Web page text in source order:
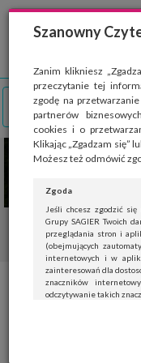
Szanowny
Zanim klikniesz
przeczytanie tej
zgodę na
partnerów
cookies i o
Klikając „Zgadzam się”
Możesz też odmówić
Zgoda
Jeśli chcesz zgodzić
Grupy SAGIER Twoich
przeglądania stron i
(obejmujących
internetowych i w
zainteresowań dla
znaczników
odczytywanie takich
Jeśli nie chcesz wyrazić
Wyrażenie zgody jest
Strona wykorzystuje pliki
Wyrażając zgodę na
przeglądarki. Przejdź do
Siła